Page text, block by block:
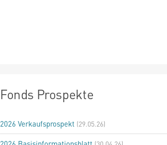
Fonds Prospekte
2026 Verkaufsprospekt (29.05.26)